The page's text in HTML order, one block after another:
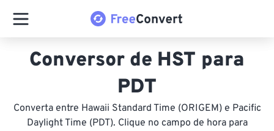
Conversor de HST para
PDT
Converta entre Hawaii Standard Time (ORIGEM) e Pacific
Daylight Time (PDT). Clique no campo de hora para